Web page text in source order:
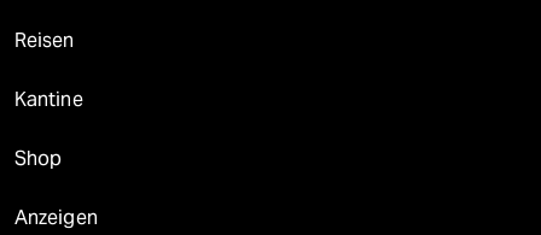
Reisen
Kantine
Shop
Anzeigen